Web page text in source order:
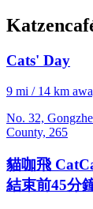
Cats' Day
9 mi / 14 km
No. 32,
County, 265
貓咖飛
結束前45分